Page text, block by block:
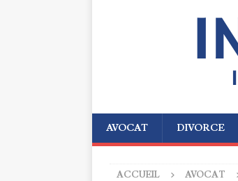
AVOCAT DIVORCE
ACCUEIL AVOCAT